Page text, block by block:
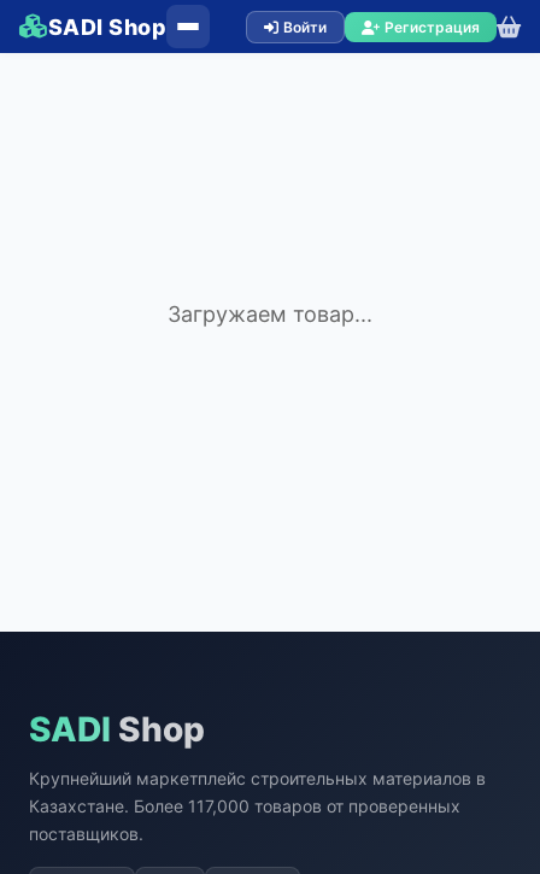
SADI Shop Войти Регистрация
Загружаем товар...
SADI Shop
Крупнейший маркетплейс строительных материалов в
Казахстане. Более 117,000 товаров от проверенных
поставщиков.